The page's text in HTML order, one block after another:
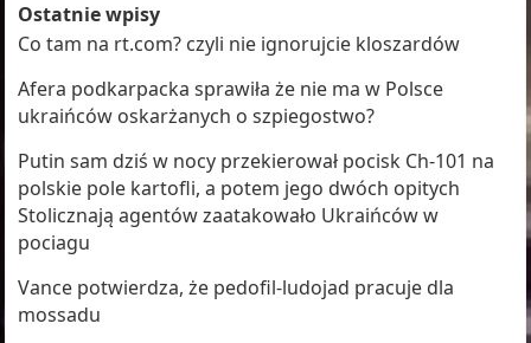
Ostatnie wpisy
Co tam na rt.com? czyli nie ignorujcie kloszardów
Afera podkarpacka sprawiła że nie ma w Polsce
ukraińców oskarżanych o szpiegostwo?
Putin sam dziś w nocy przekierował pocisk Ch-101 na
polskie pole kartofli, a potem jego dwóch opitych
Stolicznają agentów zaatakowało Ukraińców w
pociagu
Vance potwierdza, że pedofil-ludojad pracuje dla
mossadu